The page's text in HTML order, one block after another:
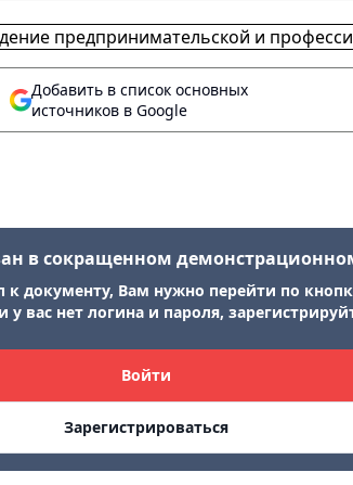
предпринимательской и
Добавить в список основных
источников в Google
в сокращенном
к документу, Вам нужно перейти по
у вас нет логина и пароля,
Войти
Зарегистрироваться